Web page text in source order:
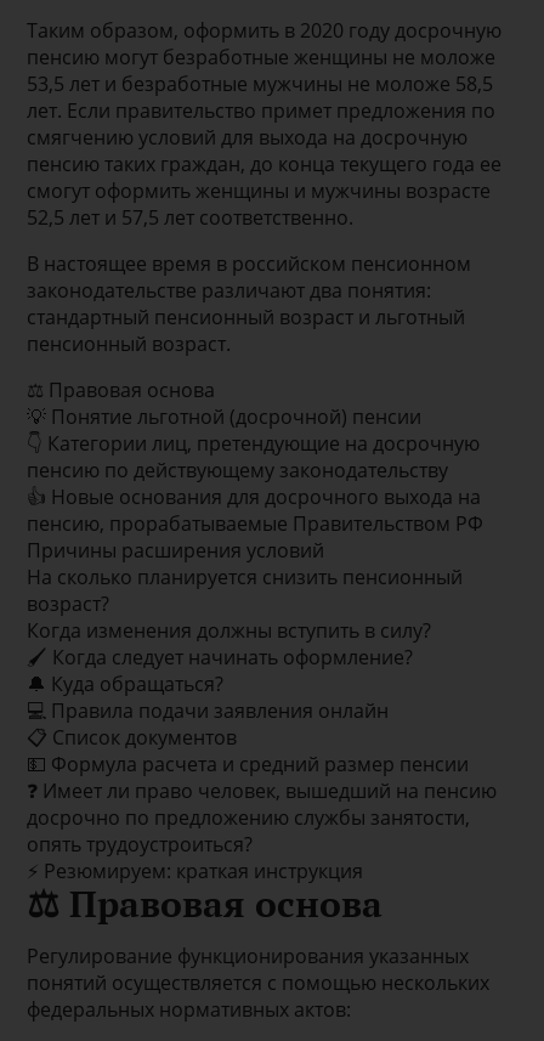
Таким образом, оформить в 2020 году досрочную
пенсию могут безработные женщины не моложе
53,5 лет и безработные мужчины не моложе 58,5
лет. Если правительство примет предложения по
смягчению условий для выхода на досрочную
пенсию таких граждан, до конца текущего года ее
смогут оформить женщины и мужчины возрасте
52,5 лет и 57,5 лет соответственно.
В настоящее время в российском пенсионном
законодательстве различают два понятия:
стандартный пенсионный возраст и льготный
пенсионный возраст.
⚖ Правовая основа
💡 Понятие льготной (досрочной) пенсии
👇 Категории лиц, претендующие на досрочную
пенсию по действующему законодательству
👍 Новые основания для досрочного выхода на
пенсию, прорабатываемые Правительством РФ
Причины расширения условий
На сколько планируется снизить пенсионный
возраст?
Когда изменения должны вступить в силу?
🖌 Когда следует начинать оформление?
🔔 Куда обращаться?
💻 Правила подачи заявления онлайн
📋 Список документов
💵 Формула расчета и средний размер пенсии
❓ Имеет ли право человек, вышедший на пенсию
досрочно по предложению службы занятости,
опять трудоустроиться?
⚡ Резюмируем: краткая инструкция
⚖ Правовая основа
Регулирование функционирования указанных
понятий осуществляется с помощью нескольких
федеральных нормативных актов: